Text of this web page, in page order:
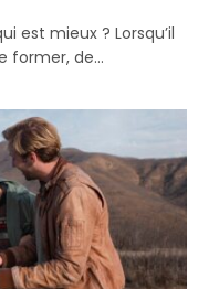
est mieux ? Lorsqu’il
former, de…